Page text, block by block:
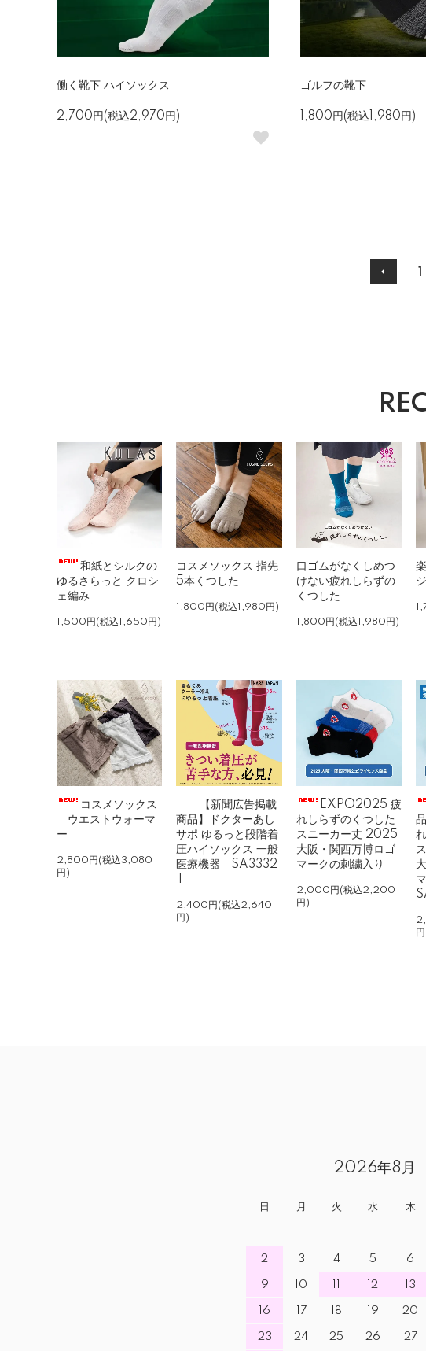
働く靴下 ハイソックス
2,700円(税込2,970円)
ゴルフの靴下
1,800円(税込1,980円)
和紙とシルクの
ゆるさらっと クロシ
ェ編み
1,500円(税込1,650円)
コスメソックス 指先
5本くつした
1,800円(税込1,980円)
口ゴムがなくしめつ
けない疲れしらずの
くつした
1,800円(税込1,980円)
コスメソックス
ウエストウォーマ
ー
2,800円(税込3,080
円)
【新聞広告掲載
商品】ドクターあし
サポ ゆるっと段階着
圧ハイソックス 一般
医療機器 SA3332
2,400円(税込2,640
円)
EXPO2025 疲
れしらずのくつした
スニーカー丈 2025
大阪・関西万博ロゴ
マークの刺繍入り
2,000円(税込2,200
円)
2026年8月
日 月 火 水 木
2 3 4 5 6
9 10 12 13
16 17 18 19 20
23 24 25 26 27